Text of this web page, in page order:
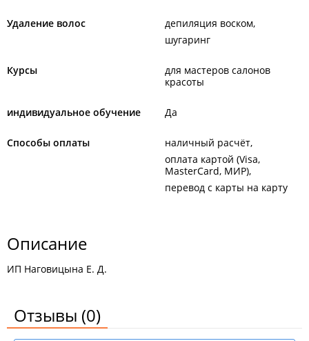
Удаление волос
депиляция воском
шугаринг
Курсы
для мастеров салонов
красоты
индивидуальное обучение Да
Способы оплаты
наличный расчёт
оплата картой (Visa,
MasterCard, МИР)
перевод с карты на карту
Описание
ИП Наговицына Е. Д.
Отзывы (0)